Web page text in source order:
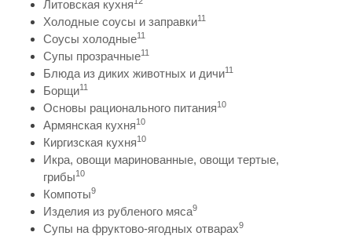
Литовская кухня
Холодные соусы и заправки11
Соусы холодные11
Супы прозрачные11
Блюда из диких животных и дичи11
Борщи11
Основы рационального питания10
Армянская кухня10
Киргизская кухня10
Икра, овощи маринованные, овощи тертые,
грибы10
Компоты9
Изделия из рубленого мяса9
Супы на фруктово-ягодных отварах9